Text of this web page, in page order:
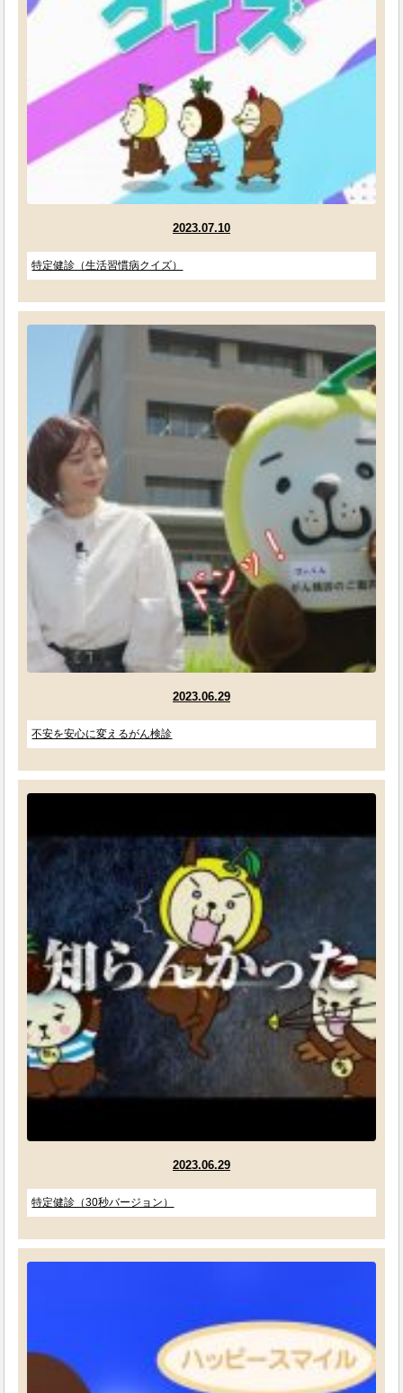
2023.07.10
特定健診（生活習慣病クイズ）
2023.06.29
不安を安心に変えるがん検診
2023.06.29
特定健診（30秒バージョン）